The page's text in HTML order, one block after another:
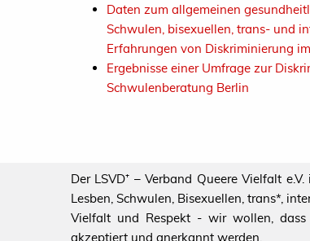
Daten zum allgemeinen
Schwulen, bisexuellen, trans- und
Erfahrungen von Diskriminierung
Ergebnisse einer Umfrage zur
Schwulenberatung Berlin
Der LSVD⁺ – Verband Queere Vielfalt
Lesben, Schwulen, Bisexuellen, trans*,
Vielfalt und Respekt - wir wollen, dass
akzeptiert und anerkannt werden.